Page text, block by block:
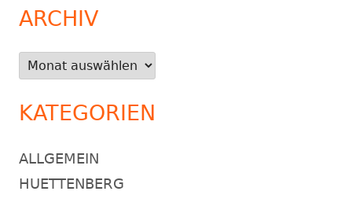
ARCHIV
Archiv
KATEGORIEN
ALLGEMEIN
HUETTENBERG